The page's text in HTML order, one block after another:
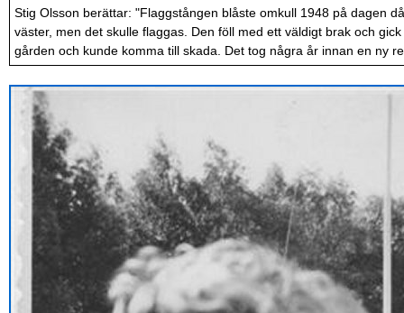
Stig Olsson berättar: "Flaggstången blåste omkull 1948 på dagen
väster, men det skulle flaggas. Den föll med ett väldigt brak och
gården och kunde komma till skada. Det tog några år innan en ny